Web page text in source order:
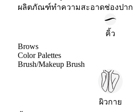
ผลิตภัณฑ์ทำความสะอาดช่องปาก
คิ้ว
Brows
Color Palettes
Brush/Makeup Brush
ผิวกาย